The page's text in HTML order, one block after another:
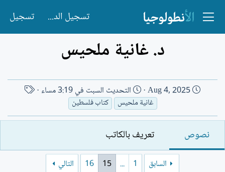
تسجيل الدخول تسجيل
د. غانية ملحيس
ت
ر
خ
ا
Aug 4, 2025 التحديث السبت في 3:19 مساء
ا
م
ك
غانية ملحيس كتاب فلسطين
نصوص تعريف بالكاتب
السابق 1
...
15
16 التالي